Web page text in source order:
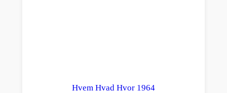
Hvem Hvad Hvor 1964